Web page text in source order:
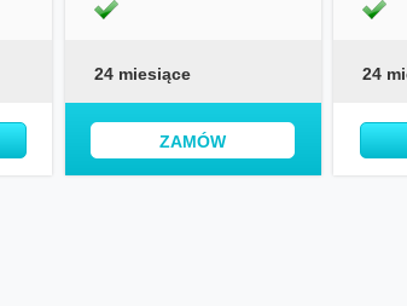
24 miesiące
ZAMÓW
24